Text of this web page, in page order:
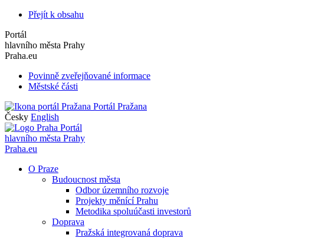
Přejít k obsahu
Portál
hlavního města Prahy
Praha.eu
Povinně zveřejňované informace
Městské části
Portál Pražana
Česky English
Portál
hlavního města Prahy
Praha.eu
O Praze
Budoucnost města
Odbor územního rozvoje
Projekty měnící Prahu
Metodika spoluúčasti investorů
Doprava
Pražská integrovaná doprava